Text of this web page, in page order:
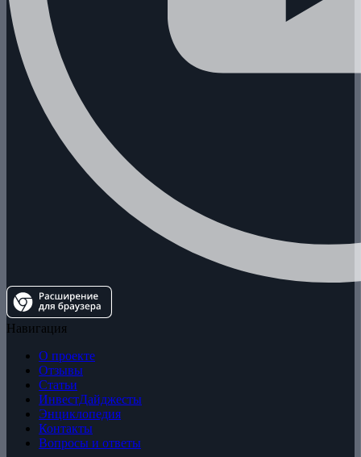
Навигация
О проекте
Отзывы
Статьи
ИнвестДайджесты
Энциклопедия
Контакты
Вопросы и ответы